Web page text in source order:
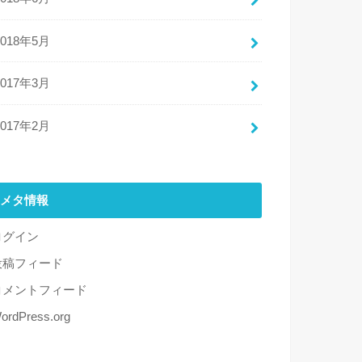
年5月
年3月
年2月
メタ情報
グイン
稿フィード
メントフィード